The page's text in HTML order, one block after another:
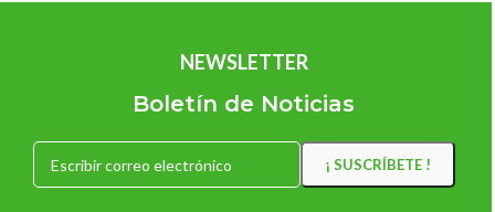
NEWSLETTER
Boletín de Noticias